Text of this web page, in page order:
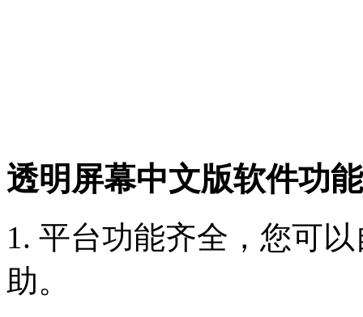
透明屏幕中文版软件功能
1. 平台功能齐全，您可
助。